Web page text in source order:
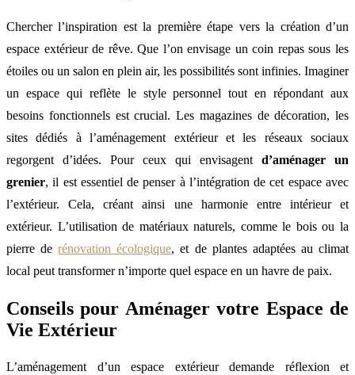
Chercher l’inspiration est la première étape vers la création d’un
espace extérieur de rêve. Que l’on envisage un coin repas sous les
étoiles ou un salon en plein air, les possibilités sont infinies. Imaginer
un espace qui reflète le style personnel tout en répondant aux
besoins fonctionnels est crucial. Les magazines de décoration, les
sites dédiés à l’aménagement extérieur et les réseaux sociaux
regorgent d’idées. Pour ceux qui envisagent d’aménager un
grenier, il est essentiel de penser à l’intégration de cet espace avec
l’extérieur. Cela, créant ainsi une harmonie entre intérieur et
extérieur. L’utilisation de matériaux naturels, comme le bois ou la
pierre derénovation écologique, et de plantes adaptées au climat
local peut transformer n’importe quel espace en un havre de paix.
Conseils pour Aménager votre Espace de
Vie Extérieur
L’aménagement d’un espace extérieur demande réflexion et